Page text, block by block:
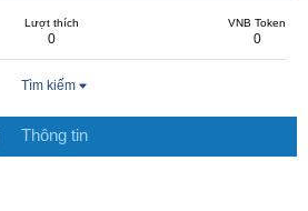
Lượt thích
0
VNB Token
0
Tìm kiếm
Thông tin